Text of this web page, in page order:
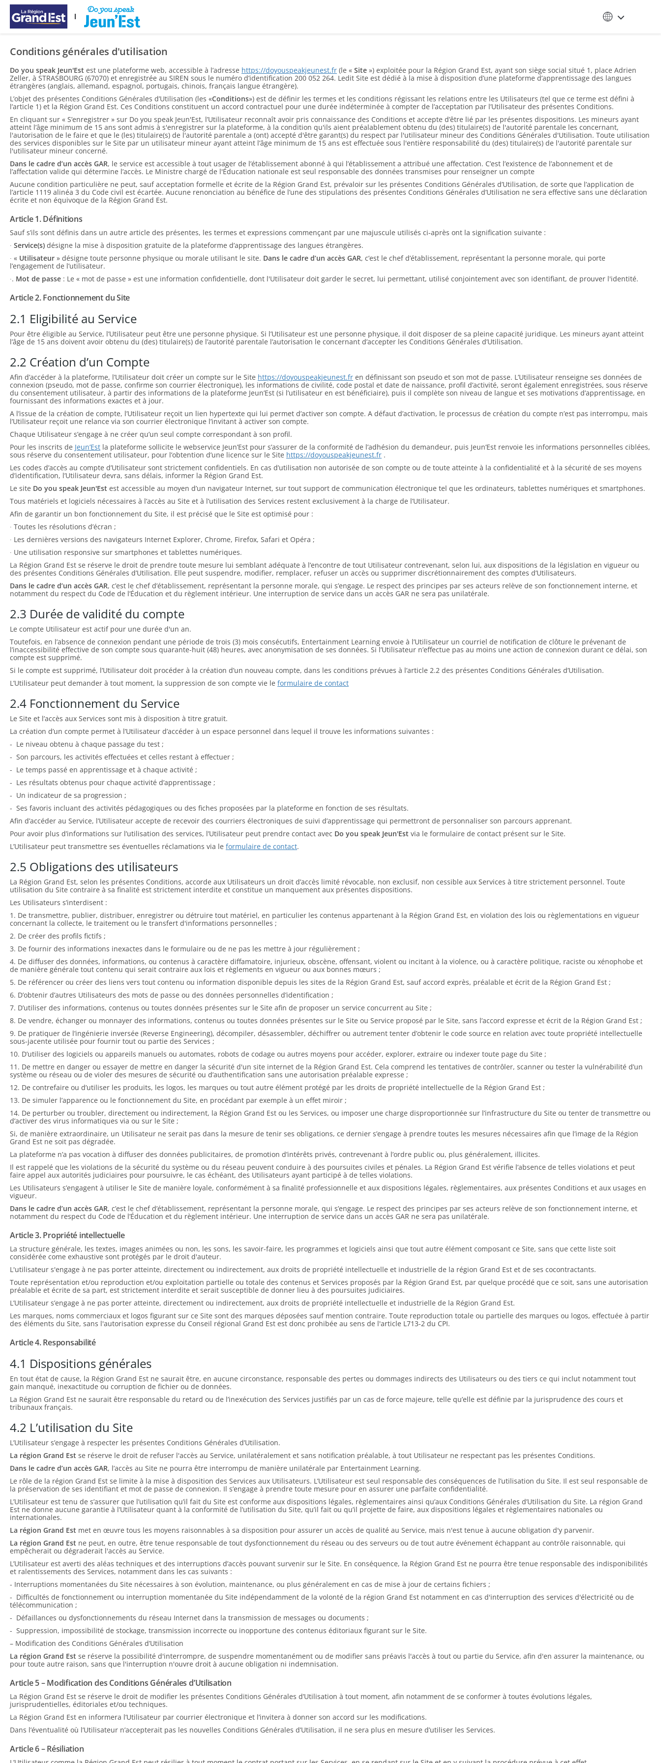
メインコンテンツにスキップ
Conditions générales d'utilisation
Do you speak Jeun'Est est une plateforme web, accessible à l’adresse https://doyouspeakjeunest.fr (le « Site ») exploitée pour la Région Grand Est, ayant son siège social situé 1, place Adrien
Zeller, à STRASBOURG (67070) et enregistrée au SIREN sous le numéro d’identification 200 052 264. Ledit Site est dédié à la mise à disposition d’une plateforme d’apprentissage des langues
étrangères (anglais, allemand, espagnol, portugais, chinois, français langue étrangère).
L’objet des présentes Conditions Générales d’Utilisation (les «Conditions») est de définir les termes et les conditions régissant les relations entre les Utilisateurs (tel que ce terme est défini à
l’article 1) et la Région Grand Est. Ces Conditions constituent un accord contractuel pour une durée indéterminée à compter de l’acceptation par l’Utilisateur des présentes Conditions.
En cliquant sur « S’enregistrer » sur Do you speak Jeun'Est, l’Utilisateur reconnaît avoir pris connaissance des Conditions et accepte d’être lié par les présentes dispositions. Les mineurs ayant
atteint l’âge minimum de 15 ans sont admis à s'enregistrer sur la plateforme, à la condition qu'ils aient préalablement obtenu du (des) titulaire(s) de l'autorité parentale les concernant,
l'autorisation de le faire et que le (les) titulaire(s) de l'autorité parentale a (ont) accepté d'être garant(s) du respect par l'utilisateur mineur des Conditions Générales d'Utilisation. Toute utilisation
des services disponibles sur le Site par un utilisateur mineur ayant atteint l’âge minimum de 15 ans est effectuée sous l'entière responsabilité du (des) titulaire(s) de l'autorité parentale sur
l'utilisateur mineur concerné.
Dans le cadre d’un accès GAR, le service est accessible à tout usager de l’établissement abonné à qui l’établissement a attribué une affectation. C’est l’existence de l’abonnement et de
l’affectation valide qui détermine l’accès. Le Ministre chargé de l'Éducation nationale est seul responsable des données transmises pour renseigner un compte
Aucune condition particulière ne peut, sauf acceptation formelle et écrite de la Région Grand Est, prévaloir sur les présentes Conditions Générales d’Utilisation, de sorte que l’application de
l’article 1119 alinéa 3 du Code civil est écartée. Aucune renonciation au bénéfice de l’une des stipulations des présentes Conditions Générales d’Utilisation ne sera effective sans une déclaration
écrite et non équivoque de la Région Grand Est.
Article 1. Définitions
Sauf s’ils sont définis dans un autre article des présentes, les termes et expressions commençant par une majuscule utilisés ci-après ont la signification suivante :
∙ Service(s) désigne la mise à disposition gratuite de la plateforme d’apprentissage des langues étrangères.
∙ « Utilisateur » désigne toute personne physique ou morale utilisant le site. Dans le cadre d’un accès GAR, c’est le chef d’établissement, représentant la personne morale, qui porte
l’engagement de l’utilisateur.
∙. Mot de passe : Le « mot de passe » est une information confidentielle, dont l'Utilisateur doit garder le secret, lui permettant, utilisé conjointement avec son identifiant, de prouver l'identité.
Article 2. Fonctionnement du Site
2.1 Eligibilité au Service
Pour être éligible au Service, l’Utilisateur peut être une personne physique. Si l’Utilisateur est une personne physique, il doit disposer de sa pleine capacité juridique. Les mineurs ayant atteint
l’âge de 15 ans doivent avoir obtenu du (des) titulaire(s) de l’autorité parentale l’autorisation le concernant d’accepter les Conditions Générales d’Utilisation.
2.2 Création d’un Compte
Afin d’accéder à la plateforme, l’Utilisateur doit créer un compte sur le Site https://doyouspeakjeunest.fr en définissant son pseudo et son mot de passe. L’Utilisateur renseigne ses données de
connexion (pseudo, mot de passe, confirme son courrier électronique), les informations de civilité, code postal et date de naissance, profil d’activité, seront également enregistrées, sous réserve
du consentement utilisateur, à partir des informations de la plateforme Jeun’Est (si l’utilisateur en est bénéficiaire), puis il complète son niveau de langue et ses motivations d’apprentissage, en
fournissant des informations exactes et à jour.
A l’issue de la création de compte, l’Utilisateur reçoit un lien hypertexte qui lui permet d’activer son compte. A défaut d’activation, le processus de création du compte n’est pas interrompu, mais
l’Utilisateur reçoit une relance via son courrier électronique l’invitant à activer son compte.
Chaque Utilisateur s’engage à ne créer qu’un seul compte correspondant à son profil.
Pour les inscrits de Jeun’Est la plateforme sollicite le webservice Jeun’Est pour s’assurer de la conformité de l’adhésion du demandeur, puis Jeun’Est renvoie les informations personnelles ciblées,
sous réserve du consentement utilisateur, pour l’obtention d’une licence sur le Site https://doyouspeakjeunest.fr .
Les codes d’accès au compte d’Utilisateur sont strictement confidentiels. En cas d’utilisation non autorisée de son compte ou de toute atteinte à la confidentialité et à la sécurité de ses moyens
d’identification, l’Utilisateur devra, sans délais, informer la Région Grand Est.
Le site Do you speak Jeun'Est est accessible au moyen d’un navigateur Internet, sur tout support de communication électronique tel que les ordinateurs, tablettes numériques et smartphones.
Tous matériels et logiciels nécessaires à l’accès au Site et à l’utilisation des Services restent exclusivement à la charge de l’Utilisateur.
Afin de garantir un bon fonctionnement du Site, il est précisé que le Site est optimisé pour :
∙ Toutes les résolutions d’écran ;
∙ Les dernières versions des navigateurs Internet Explorer, Chrome, Firefox, Safari et Opéra ;
∙ Une utilisation responsive sur smartphones et tablettes numériques.
La Région Grand Est se réserve le droit de prendre toute mesure lui semblant adéquate à l’encontre de tout Utilisateur contrevenant, selon lui, aux dispositions de la législation en vigueur ou
des présentes Conditions Générales d’Utilisation. Elle peut suspendre, modifier, remplacer, refuser un accès ou supprimer discrétionnairement des comptes d’Utilisateurs.
Dans le cadre d’un accès GAR, c’est le chef d’établissement, représentant la personne morale, qui s’engage. Le respect des principes par ses acteurs relève de son fonctionnement interne, et
notamment du respect du Code de l’Éducation et du règlement intérieur. Une interruption de service dans un accès GAR ne sera pas unilatérale.
2.3 Durée de validité du compte
Le compte Utilisateur est actif pour une durée d'un an.
Toutefois, en l’absence de connexion pendant une période de trois (3) mois consécutifs, Entertainment Learning envoie à l’Utilisateur un courriel de notification de clôture le prévenant de
l’inaccessibilité effective de son compte sous quarante-huit (48) heures, avec anonymisation de ses données. Si l’Utilisateur n’effectue pas au moins une action de connexion durant ce délai, son
compte est supprimé.
Si le compte est supprimé, l’Utilisateur doit procéder à la création d’un nouveau compte, dans les conditions prévues à l’article 2.2 des présentes Conditions Générales d’Utilisation.
L’Utilisateur peut demander à tout moment, la suppression de son compte vie le formulaire de contact
2.4 Fonctionnement du Service
Le Site et l’accès aux Services sont mis à disposition à titre gratuit.
La création d’un compte permet à l’Utilisateur d’accéder à un espace personnel dans lequel il trouve les informations suivantes :
- Le niveau obtenu à chaque passage du test ;
- Son parcours, les activités effectuées et celles restant à effectuer ;
- Le temps passé en apprentissage et à chaque activité ;
- Les résultats obtenus pour chaque activité d’apprentissage ;
- Un indicateur de sa progression ;
- Ses favoris incluant des activités pédagogiques ou des fiches proposées par la plateforme en fonction de ses résultats.
Afin d’accéder au Service, l’Utilisateur accepte de recevoir des courriers électroniques de suivi d’apprentissage qui permettront de personnaliser son parcours apprenant.
Pour avoir plus d’informations sur l’utilisation des services, l’Utilisateur peut prendre contact avec Do you speak Jeun'Est via le formulaire de contact présent sur le Site.
L’Utilisateur peut transmettre ses éventuelles réclamations via le formulaire de contact.
2.5 Obligations des utilisateurs
La Région Grand Est, selon les présentes Conditions, accorde aux Utilisateurs un droit d’accès limité révocable, non exclusif, non cessible aux Services à titre strictement personnel. Toute
utilisation du Site contraire à sa finalité est strictement interdite et constitue un manquement aux présentes dispositions.
Les Utilisateurs s’interdisent :
1. De transmettre, publier, distribuer, enregistrer ou détruire tout matériel, en particulier les contenus appartenant à la Région Grand Est, en violation des lois ou règlementations en vigueur
concernant la collecte, le traitement ou le transfert d'informations personnelles ;
2. De créer des profils fictifs ;
3. De fournir des informations inexactes dans le formulaire ou de ne pas les mettre à jour régulièrement ;
4. De diffuser des données, informations, ou contenus à caractère diffamatoire, injurieux, obscène, offensant, violent ou incitant à la violence, ou à caractère politique, raciste ou xénophobe et
de manière générale tout contenu qui serait contraire aux lois et règlements en vigueur ou aux bonnes mœurs ;
5. De référencer ou créer des liens vers tout contenu ou information disponible depuis les sites de la Région Grand Est, sauf accord exprès, préalable et écrit de la Région Grand Est ;
6. D’obtenir d’autres Utilisateurs des mots de passe ou des données personnelles d’identification ;
7. D’utiliser des informations, contenus ou toutes données présentes sur le Site afin de proposer un service concurrent au Site ;
8. De vendre, échanger ou monnayer des informations, contenus ou toutes données présentes sur le Site ou Service proposé par le Site, sans l’accord expresse et écrit de la Région Grand Est ;
9. De pratiquer de l’ingénierie inversée (Reverse Engineering), décompiler, désassembler, déchiffrer ou autrement tenter d’obtenir le code source en relation avec toute propriété intellectuelle
sous-jacente utilisée pour fournir tout ou partie des Services ;
10. D’utiliser des logiciels ou appareils manuels ou automates, robots de codage ou autres moyens pour accéder, explorer, extraire ou indexer toute page du Site ;
11. De mettre en danger ou essayer de mettre en danger la sécurité d'un site internet de la Région Grand Est. Cela comprend les tentatives de contrôler, scanner ou tester la vulnérabilité d’un
système ou réseau ou de violer des mesures de sécurité ou d’authentification sans une autorisation préalable expresse ;
12. De contrefaire ou d’utiliser les produits, les logos, les marques ou tout autre élément protégé par les droits de propriété intellectuelle de la Région Grand Est ;
13. De simuler l’apparence ou le fonctionnement du Site, en procédant par exemple à un effet miroir ;
14. De perturber ou troubler, directement ou indirectement, la Région Grand Est ou les Services, ou imposer une charge disproportionnée sur l’infrastructure du Site ou tenter de transmettre ou
d’activer des virus informatiques via ou sur le Site ;
Si, de manière extraordinaire, un Utilisateur ne serait pas dans la mesure de tenir ses obligations, ce dernier s’engage à prendre toutes les mesures nécessaires afin que l’image de la Région
Grand Est ne soit pas dégradée.
La plateforme n’a pas vocation à diffuser des données publicitaires, de promotion d’intérêts privés, contrevenant à l’ordre public ou, plus généralement, illicites.
Il est rappelé que les violations de la sécurité du système ou du réseau peuvent conduire à des poursuites civiles et pénales. La Région Grand Est vérifie l’absence de telles violations et peut
faire appel aux autorités judiciaires pour poursuivre, le cas échéant, des Utilisateurs ayant participé à de telles violations.
Les Utilisateurs s’engagent à utiliser le Site de manière loyale, conformément à sa finalité professionnelle et aux dispositions légales, règlementaires, aux présentes Conditions et aux usages en
vigueur.
Dans le cadre d’un accès GAR, c’est le chef d’établissement, représentant la personne morale, qui s’engage. Le respect des principes par ses acteurs relève de son fonctionnement interne, et
notamment du respect du Code de l’Éducation et du règlement intérieur. Une interruption de service dans un accès GAR ne sera pas unilatérale.
Article 3. Propriété intellectuelle
La structure générale, les textes, images animées ou non, les sons, les savoir-faire, les programmes et logiciels ainsi que tout autre élément composant ce Site, sans que cette liste soit
considérée come exhaustive sont protégés par le droit d'auteur.
L'utilisateur s'engage à ne pas porter atteinte, directement ou indirectement, aux droits de propriété intellectuelle et industrielle de la région Grand Est et de ses cocontractants.
Toute représentation et/ou reproduction et/ou exploitation partielle ou totale des contenus et Services proposés par la Région Grand Est, par quelque procédé que ce soit, sans une autorisation
préalable et écrite de sa part, est strictement interdite et serait susceptible de donner lieu à des poursuites judiciaires.
L’Utilisateur s’engage à ne pas porter atteinte, directement ou indirectement, aux droits de propriété intellectuelle et industrielle de la Région Grand Est.
Les marques, noms commerciaux et logos figurant sur ce Site sont des marques déposées sauf mention contraire. Toute reproduction totale ou partielle des marques ou logos, effectuée à partir
des éléments du Site, sans l'autorisation expresse du Conseil régional Grand Est est donc prohibée au sens de l'article L713-2 du CPI.
Article 4. Responsabilité
4.1 Dispositions générales
En tout état de cause, la Région Grand Est ne saurait être, en aucune circonstance, responsable des pertes ou dommages indirects des Utilisateurs ou des tiers ce qui inclut notamment tout
gain manqué, inexactitude ou corruption de fichier ou de données.
La Région Grand Est ne saurait être responsable du retard ou de l’inexécution des Services justifiés par un cas de force majeure, telle qu’elle est définie par la jurisprudence des cours et
tribunaux français.
4.2 L’utilisation du Site
L’Utilisateur s’engage à respecter les présentes Conditions Générales d’Utilisation.
La région Grand Est se réserve le droit de refuser l'accès au Service, unilatéralement et sans notification préalable, à tout Utilisateur ne respectant pas les présentes Conditions.
Dans le cadre d’un accès GAR, l’accès au Site ne pourra être interrompu de manière unilatérale par Entertainment Learning.
Le rôle de la région Grand Est se limite à la mise à disposition des Services aux Utilisateurs. L’Utilisateur est seul responsable des conséquences de l’utilisation du Site. Il est seul responsable de
la préservation de ses identifiant et mot de passe de connexion. Il s’engage à prendre toute mesure pour en assurer une parfaite confidentialité.
L’Utilisateur est tenu de s’assurer que l’utilisation qu’il fait du Site est conforme aux dispositions légales, règlementaires ainsi qu’aux Conditions Générales d’Utilisation du Site. La région Grand
Est ne donne aucune garantie à l’Utilisateur quant à la conformité de l’utilisation du Site, qu’il fait ou qu’il projette de faire, aux dispositions légales et règlementaires nationales ou
internationales.
La région Grand Est met en œuvre tous les moyens raisonnables à sa disposition pour assurer un accès de qualité au Service, mais n'est tenue à aucune obligation d'y parvenir.
La région Grand Est ne peut, en outre, être tenue responsable de tout dysfonctionnement du réseau ou des serveurs ou de tout autre événement échappant au contrôle raisonnable, qui
empêcherait ou dégraderait l'accès au Service.
L’Utilisateur est averti des aléas techniques et des interruptions d’accès pouvant survenir sur le Site. En conséquence, la Région Grand Est ne pourra être tenue responsable des indisponibilités
et ralentissements des Services, notamment dans les cas suivants :
- Interruptions momentanées du Site nécessaires à son évolution, maintenance, ou plus généralement en cas de mise à jour de certains fichiers ;
- Difficultés de fonctionnement ou interruption momentanée du Site indépendamment de la volonté de la région Grand Est notamment en cas d'interruption des services d'électricité ou de
télécommunication ;
- Défaillances ou dysfonctionnements du réseau Internet dans la transmission de messages ou documents ;
- Suppression, impossibilité de stockage, transmission incorrecte ou inopportune des contenus éditoriaux figurant sur le Site.
– Modification des Conditions Générales d’Utilisation
La région Grand Est se réserve la possibilité d'interrompre, de suspendre momentanément ou de modifier sans préavis l'accès à tout ou partie du Service, afin d'en assurer la maintenance, ou
pour toute autre raison, sans que l'interruption n'ouvre droit à aucune obligation ni indemnisation.
Article 5 – Modification des Conditions Générales d’Utilisation
La Région Grand Est se réserve le droit de modifier les présentes Conditions Générales d’Utilisation à tout moment, afin notamment de se conformer à toutes évolutions légales,
jurisprudentielles, éditoriales et/ou techniques.
La Région Grand Est en informera l’Utilisateur par courrier électronique et l’invitera à donner son accord sur les modifications.
Dans l’éventualité où l’Utilisateur n’accepterait pas les nouvelles Conditions Générales d’Utilisation, il ne sera plus en mesure d’utiliser les Services.
Article 6 – Résiliation